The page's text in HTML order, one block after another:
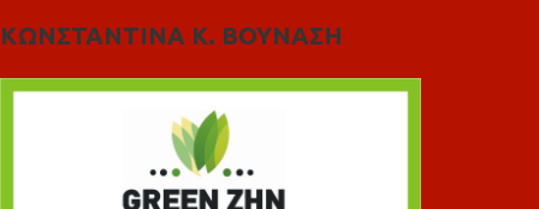
ΚΩΝΣΤΑΝΤΙΝΑ Κ. ΒΟΥΝΑΣΗ